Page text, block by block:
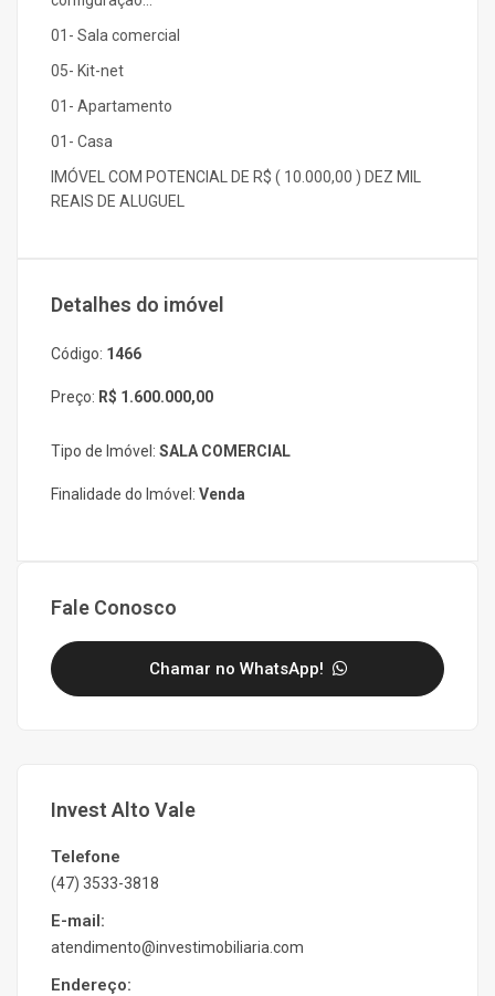
01- Sala comercial
05- Kit-net
01- Apartamento
01- Casa
IMÓVEL COM POTENCIAL DE R$ ( 10.000,00 ) DEZ MIL
REAIS DE ALUGUEL
Detalhes do imóvel
Código: 1466
Preço: R$ 1.600.000,00
Tipo de Imóvel: SALA COMERCIAL
Finalidade do Imóvel: Venda
Fale Conosco
Chamar no WhatsApp!
Invest Alto Vale
Telefone
(47) 3533-3818
E-mail:
atendimento@investimobiliaria.com
Endereço: